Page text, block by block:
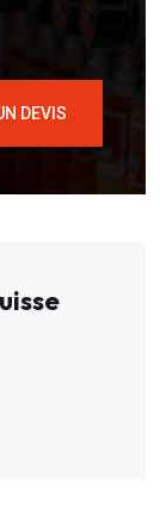
DEVIS